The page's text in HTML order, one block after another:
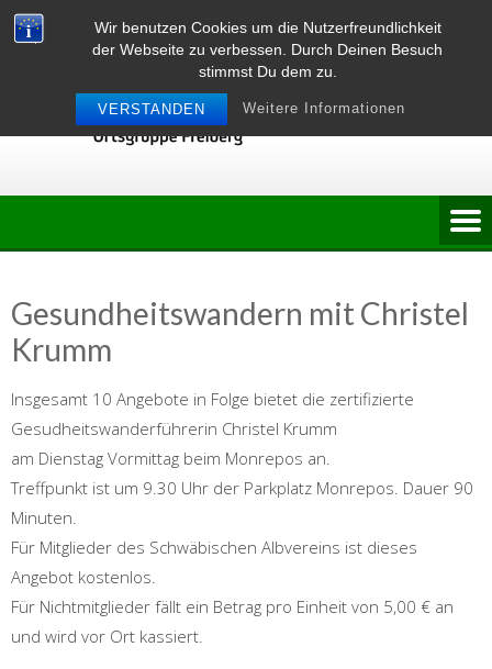
Wir benutzen Cookies um die Nutzerfreundlichkeit
der Webseite zu verbessen. Durch Deinen Besuch
stimmst Du dem zu.
VERSTANDEN Weitere Informationen
Skip
to
Gesundheitswandern mit Christel
Krumm
Insgesamt 10 Angebote in Folge bietet die zertifizierte
Gesudheitswanderführerin Christel Krumm
am Dienstag Vormittag beim Monrepos an.
Treffpunkt ist um 9.30 Uhr der Parkplatz Monrepos. Dauer 90
Minuten.
Für Mitglieder des Schwäbischen Albvereins ist dieses
Angebot kostenlos.
Für Nichtmitglieder fällt ein Betrag pro Einheit von 5,00 € an
und wird vor Ort kassiert.